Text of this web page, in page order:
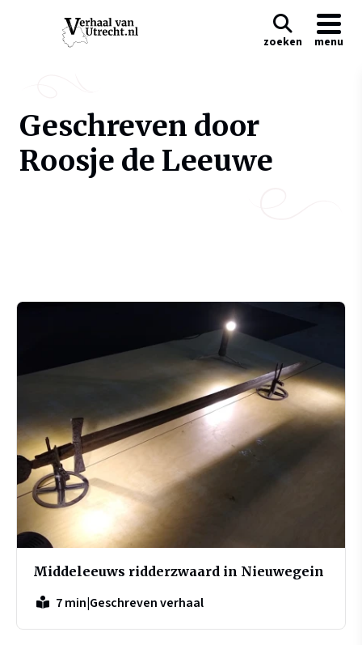
zoeken menu
Geschreven door
Roosje de Leeuwe
Middeleeuws ridderzwaard in Nieuwegein
7 min|Geschreven verhaal